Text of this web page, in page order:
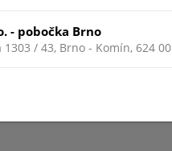
- pobočka Brno
1303 / 43, Brno - Komín, 624 00